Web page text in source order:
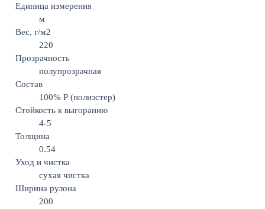
Единица измерения
м
Вес, г/м2
220
Прозрачность
полупрозрачная
Состав
100% Р (полиэстер)
Стойкость к выгоранию
4-5
Толщина
0.54
Уход и чистка
сухая чистка
Ширина рулона
200